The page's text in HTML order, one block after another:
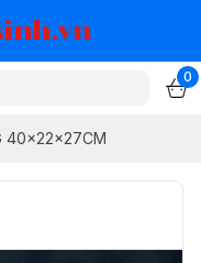
0
40x22x27CM